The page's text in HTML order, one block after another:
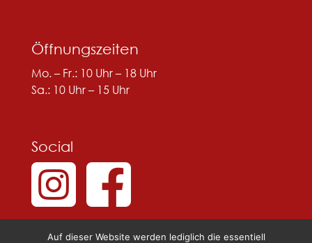
Öffnungszeiten
Mo. – Fr.: 10 Uhr – 18 Uhr
Sa.: 10 Uhr – 15 Uhr
Social
Auf dieser Website werden lediglich die essentiell